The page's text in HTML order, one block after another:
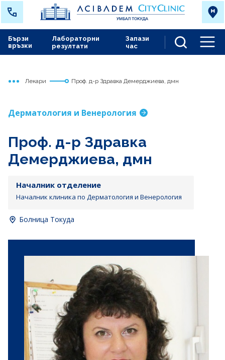
Лабораторни
резултати
Запази
час
Бързи
връзки
Начало
Токуда
Лекари Проф. д-р Здравка Демерджиева, дмн
Дерматология и Венерология
Проф. д-р Здравка
Демерджиева, дмн
Началник отделение
Началник клиника по Дерматология и Венерология
Болница Токуда